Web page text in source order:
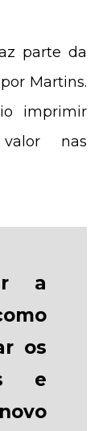
parte da
Martins.
imprimir
nas
a
os
e